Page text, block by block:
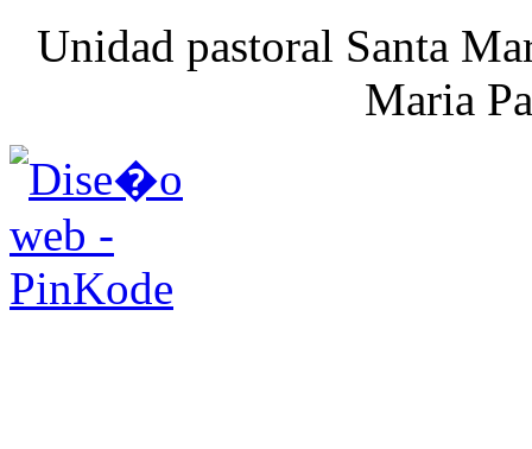
Unidad pastoral Santa
Maria